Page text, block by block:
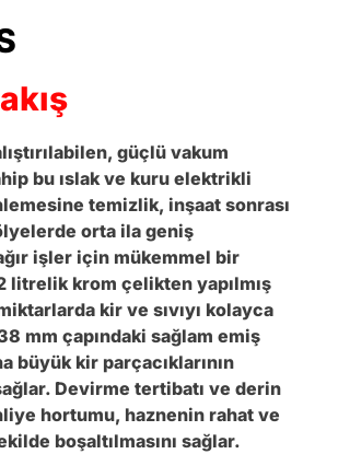
güçlü vakum
bu ıslak ve kuru elektrikli
temizlik, inşaat sonrası
orta ila geniş
işler için mükemmel bir
litrelik krom çelikten yapılmış
kir ve sıvıyı kolayca
mm çapındaki sağlam emiş
büyük kir parçacıklarının
Devirme tertibatı ve derin
hortumu, haznenin rahat ve
boşaltılmasını sağlar.